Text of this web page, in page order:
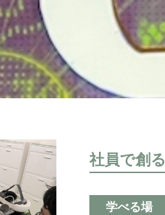
社員で創る
学べる場